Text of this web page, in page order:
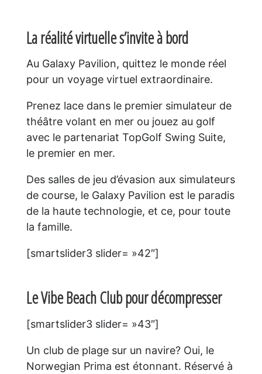
La réalité virtuelle s’invite à bord
Au Galaxy Pavilion, quittez le monde réel
pour un voyage virtuel extraordinaire.
Prenez lace dans le premier simulateur de
théâtre volant en mer ou jouez au golf
avec le partenariat TopGolf Swing Suite,
le premier en mer.
Des salles de jeu d’évasion aux simulateurs
de course, le Galaxy Pavilion est le paradis
de la haute technologie, et ce, pour toute
la famille.
[smartslider3 slider= »42″]
Le Vibe Beach Club pour décompresser
[smartslider3 slider= »43″]
Un club de plage sur un navire? Oui, le
Norwegian Prima est étonnant. Réservé à